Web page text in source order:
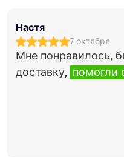
Настя
7 октября
Мне понравилось,
доставку, помогли